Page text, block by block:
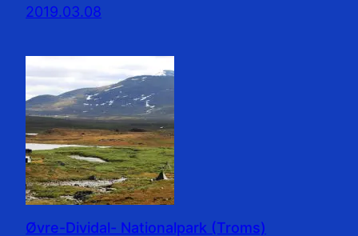
2019.03.08
Øvre-Dividal- Nationalpark (Troms)